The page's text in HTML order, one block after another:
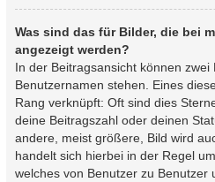
Was sind das für Bilder, die bei
angezeigt werden?
In der Beitragsansicht können zwei
Benutzernamen stehen. Eines
Rang verknüpft: Oft sind dies
deine Beitragszahl oder deinen
andere, meist größere, Bild wird
handelt sich hierbei in der Regel
welches von Benutzer zu Benutzer